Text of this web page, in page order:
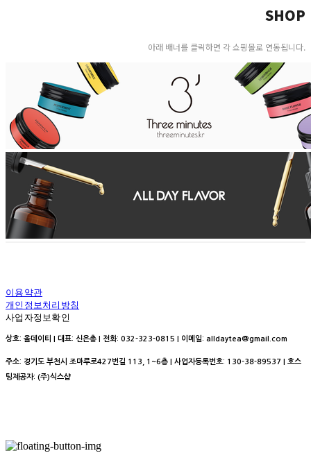
SHOP
아래 배너를 클릭하면 각 쇼핑몰로 연동됩니다.
이용약관
개인정보처리방침
사업자정보확인
상호: 올데이티 | 대표: 신은총 | 전화: 032-323-0815 | 이메일: alldaytea@gmail.com
주소: 경기도 부천시 조마루로427번길 113, 1~6층 | 사업자등록번호: 130-38-89537 | 호스
팅제공자: (주)식스샵